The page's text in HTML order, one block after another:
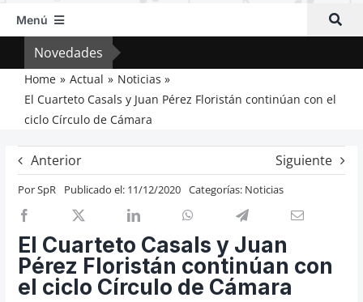
Menú
Inicio
Actual
Artículos
Previos de ópera
Entrevistas
Recomendación
Cosas de Beckmesser
Nosotros y privacidad
Buscar:
Novedades
Home Actual
Noticias
El Cuarteto Casals y Juan Pérez Floristán continúan con el
ciclo Círculo de Cámara
Anterior Siguiente
PorSpR Publicado el: 11/12/2020 Categorías: Noticias
El Cuarteto Casals y Juan
Pérez Floristán continúan con
el ciclo Círculo de Cámara